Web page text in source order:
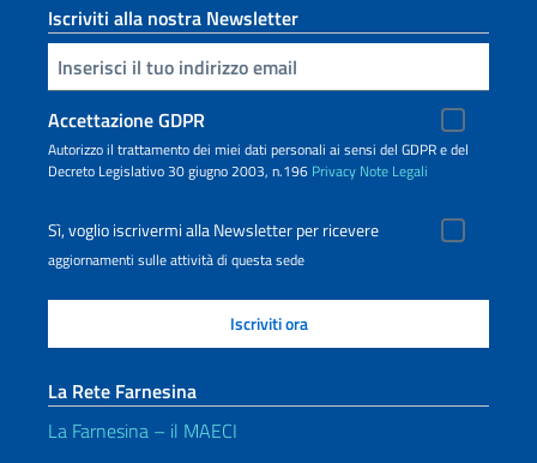
Iscriviti alla nostra Newsletter
Inserisci la tua email
Accettazione GDPR
Autorizzo il trattamento dei miei dati personali ai sensi del GDPR e del
Decreto Legislativo 30 giugno 2003, n.196 Privacy Note Legali
Sì, voglio iscrivermi alla Newsletter per ricevere
aggiornamenti sulle attività di questa sede
La Rete Farnesina
La Farnesina – il MAECI